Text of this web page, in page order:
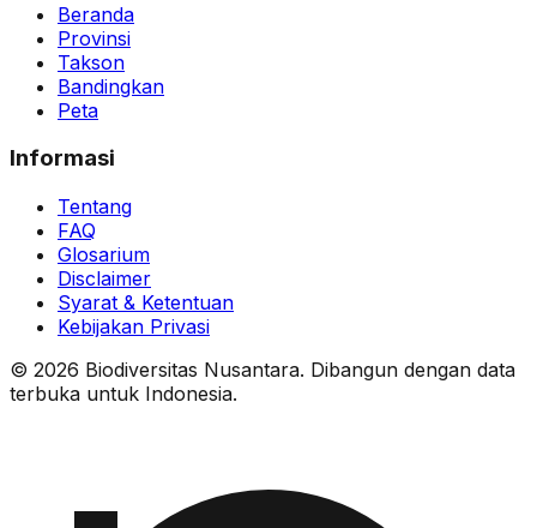
Beranda
Provinsi
Takson
Bandingkan
Peta
Informasi
Tentang
FAQ
Glosarium
Disclaimer
Syarat & Ketentuan
Kebijakan Privasi
© 2026 Biodiversitas Nusantara. Dibangun dengan data
terbuka untuk Indonesia.